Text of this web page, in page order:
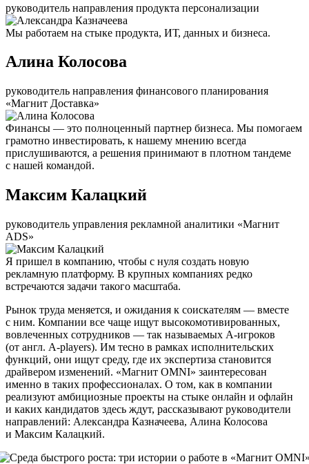
руководитель направления продукта персонализации
Мы работаем на стыке продукта, ИТ, данных и бизнеса.
Алина Колосова
руководитель направления финансового планирования
«Магнит Доставка»
Финансы — это полноценный партнер бизнеса. Мы помогаем
грамотно инвестировать, к нашему мнению всегда
прислушиваются, а решения принимают в плотном тандеме
с нашей командой.
Максим Калацкий
руководитель управления рекламной аналитики «Магнит
ADS»
Я пришел в компанию, чтобы с нуля создать новую
рекламную платформу. В крупных компаниях редко
встречаются задачи такого масштаба.
Рынок труда меняется, и ожидания к соискателям — вместе
с ним. Компании все чаще ищут высокомотивированных,
вовлеченных сотрудников — так называемых А-игроков
(от англ. A-players). Им тесно в рамках исполнительских
функций, они ищут среду, где их экспертиза становится
драйвером изменений. «Магнит OMNI» заинтересован
именно в таких профессионалах. О том, как в компании
реализуют амбициозные проекты на стыке онлайн и офлайн
и каких кандидатов здесь ждут, рассказывают руководители
направлений: Александра Казначеева, Алина Колосова
и Максим Калацкий.